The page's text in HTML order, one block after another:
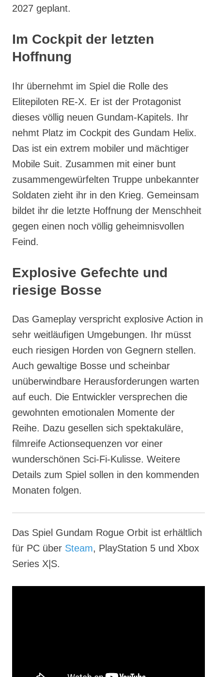
2027 geplant.
Im Cockpit der letzten
Hoffnung
Ihr übernehmt im Spiel die Rolle des
Elitepiloten RE-X. Er ist der Protagonist
dieses völlig neuen Gundam-Kapitels. Ihr
nehmt Platz im Cockpit des Gundam Helix.
Das ist ein extrem mobiler und mächtiger
Mobile Suit. Zusammen mit einer bunt
zusammengewürfelten Truppe unbekannter
Soldaten zieht ihr in den Krieg. Gemeinsam
bildet ihr die letzte Hoffnung der Menschheit
gegen einen noch völlig geheimnisvollen
Feind.
Explosive Gefechte und
riesige Bosse
Das Gameplay verspricht explosive Action in
sehr weitläufigen Umgebungen. Ihr müsst
euch riesigen Horden von Gegnern stellen.
Auch gewaltige Bosse und scheinbar
unüberwindbare Herausforderungen warten
auf euch. Die Entwickler versprechen die
gewohnten emotionalen Momente der
Reihe. Dazu gesellen sich spektakuläre,
filmreife Actionsequenzen vor einer
wunderschönen Sci-Fi-Kulisse. Weitere
Details zum Spiel sollen in den kommenden
Monaten folgen.
Das Spiel Gundam Rogue Orbit ist erhältlich
für PC über Steam, PlayStation 5 und Xbox
Series X|S.